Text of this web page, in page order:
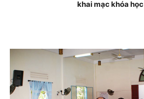
khai mạc khóa học